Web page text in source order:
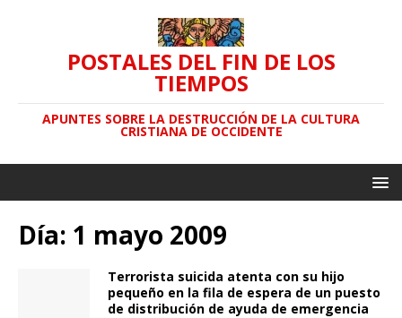
POSTALES DEL FIN DE LOS
TIEMPOS
APUNTES SOBRE LA DESTRUCCIÓN DE LA CULTURA
CRISTIANA DE OCCIDENTE
Día: 1 mayo 2009
Terrorista suicida atenta con su hijo
pequeño en la fila de espera de un puesto
de distribución de ayuda de emergencia